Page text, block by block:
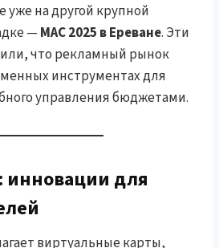
уже на другой крупной
— MAC 2025 в Ереване. Эти
что рекламный рынок
инструментах для
управления бюджетами.
инновации для
виртуальные карты,